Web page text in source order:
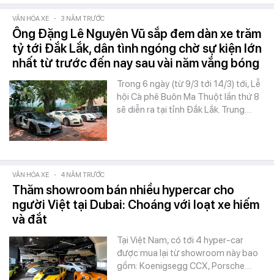
VĂN HÓA XE - 3 NĂM TRƯỚC
Ông Đặng Lê Nguyên Vũ sắp đem dàn xe trăm
tỷ tới Đắk Lắk, dân tình ngóng chờ sự kiện lớn
nhất từ trước đến nay sau vài năm vắng bóng
Trong 6 ngày (từ 9/3 tới 14/3) tới, Lễ
hội Cà phê Buôn Ma Thuột lần thứ 8
sẽ diễn ra tại tỉnh Đắk Lắk. Trung…
VĂN HÓA XE - 4 NĂM TRƯỚC
Thăm showroom bán nhiều hypercar cho
người Việt tại Dubai: Choáng với loạt xe hiếm
và đắt
Tại Việt Nam, có tới 4 hyper-car
được mua lại từ showroom này bao
gồm: Koenigsegg CCX, Porsche…